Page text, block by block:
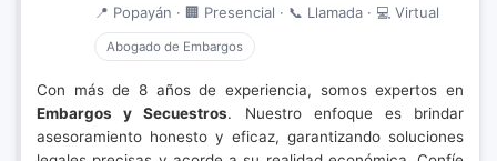
📍 Popayán · 🏢 Presencial · 📞 Llamada · 💻 Virtual
Abogado de Embargos
Con más de 8 años de experiencia, somos expertos en
Embargos y Secuestros. Nuestro enfoque es brindar
asesoramiento honesto y eficaz, garantizando soluciones